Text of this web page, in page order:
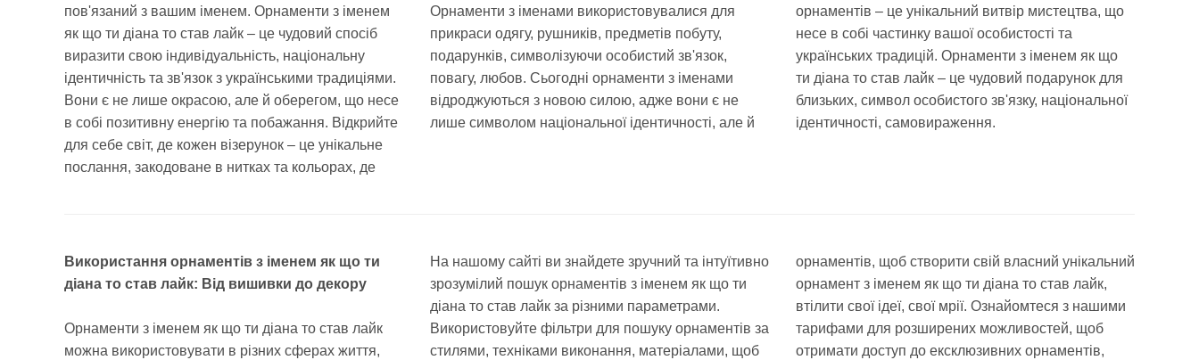
пов'язаний з вашим іменем. Орнаменти з іменем
як що ти діана то став лайк – це чудовий спосіб
виразити свою індивідуальність, національну
ідентичність та зв'язок з українськими традиціями.
Вони є не лише окрасою, але й оберегом, що несе
в собі позитивну енергію та побажання. Відкрийте
для себе світ, де кожен візерунок – це унікальне
послання, закодоване в нитках та кольорах, де
Орнаменти з іменами використовувалися для
прикраси одягу, рушників, предметів побуту,
подарунків, символізуючи особистий зв'язок,
повагу, любов. Сьогодні орнаменти з іменами
відроджуються з новою силою, адже вони є не
лише символом національної ідентичності, але й
орнаментів – це унікальний витвір мистецтва, що
несе в собі частинку вашої особистості та
українських традицій. Орнаменти з іменем як що
ти діана то став лайк – це чудовий подарунок для
близьких, символ особистого зв'язку, національної
ідентичності, самовираження.
Використання орнаментів з іменем як що ти
діана то став лайк: Від вишивки до декору
Орнаменти з іменем як що ти діана то став лайк
можна використовувати в різних сферах життя,
На нашому сайті ви знайдете зручний та інтуїтивно
зрозумілий пошук орнаментів з іменем як що ти
діана то став лайк за різними параметрами.
Використовуйте фільтри для пошуку орнаментів за
стилями, техніками виконання, матеріалами, щоб
орнаментів, щоб створити свій власний унікальний
орнамент з іменем як що ти діана то став лайк,
втілити свої ідеї, свої мрії. Ознайомтеся з нашими
тарифами для розширених можливостей, щоб
отримати доступ до ексклюзивних орнаментів,